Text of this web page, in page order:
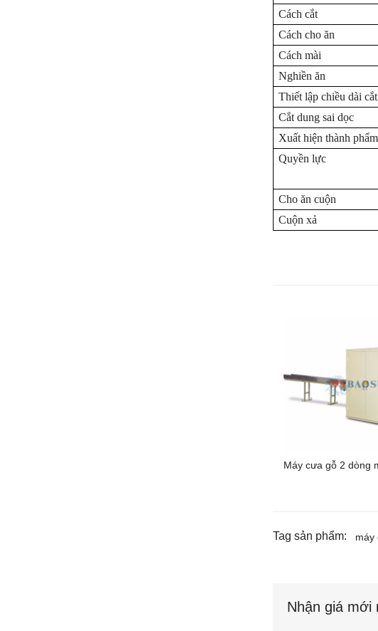
Cách cắt
Cách cho ăn
Cách mài
Nghiền ăn
Thiết lập chiều dài cắt
Cắt dung sai dọc
Xuất hiện thành phẩm
Quyền lực
Cho ăn cuộn
Cuộn xả
Máy cưa gỗ 2 dòng
Tag sản phẩm: máy
Nhận giá mới